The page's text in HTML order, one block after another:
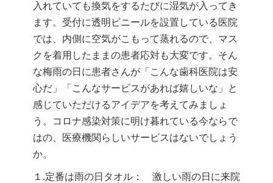
入れていても換気をするたびに湿気が入ってき
ます。受付に透明ビニールを設置している医院
では、内側に空気がこもって蒸れるので、マス
クを着用したままの患者応対も大変です。そん
な梅雨の日に患者さんが「こんな歯科医院は安
心だ」「こんなサービスがあれば嬉しいな」と
感じていただけるアイデアを考えてみましょ
う。コロナ感染対策に明け暮れている今ならで
はの、医療機関らしいサービスはないでしょう
か。
１.定番は雨の日タオル： 激しい雨の日に来院